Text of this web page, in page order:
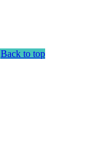
Back to top